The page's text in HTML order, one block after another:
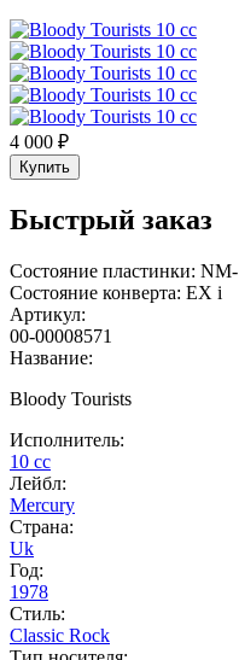
4 000 ₽
Купить
Быстрый заказ
Состояние пластинки: NM-
Состояние конверта: EX i
Артикул:
00-00008571
Название:
Bloody Tourists
Исполнитель:
10 cc
Лейбл:
Mercury
Страна:
Uk
Год:
1978
Стиль:
Classic Rock